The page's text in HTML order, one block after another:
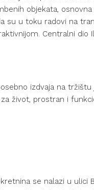
objekata,
su u toku radovi na
Centralni dio
izdvaja na
život, prostran i
se nalazi u ulici